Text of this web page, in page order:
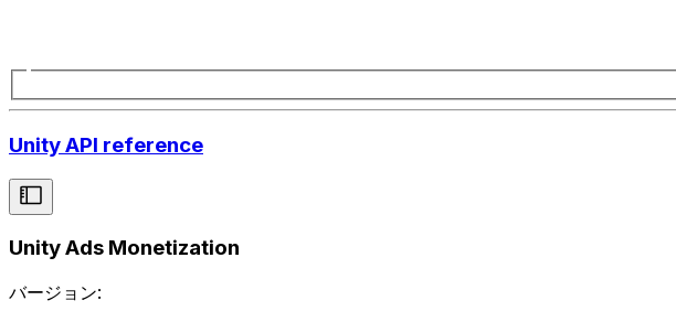
Unity API reference
Unity Ads Monetization
バージョン: